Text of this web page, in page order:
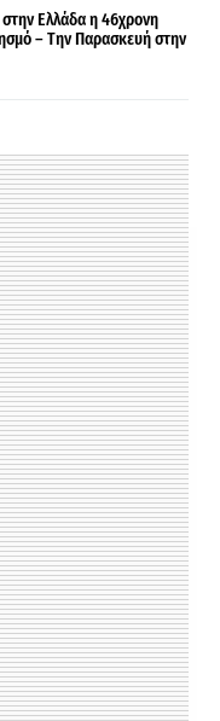
Ελλάδα η 46χρονη
– Την Παρασκευή στην